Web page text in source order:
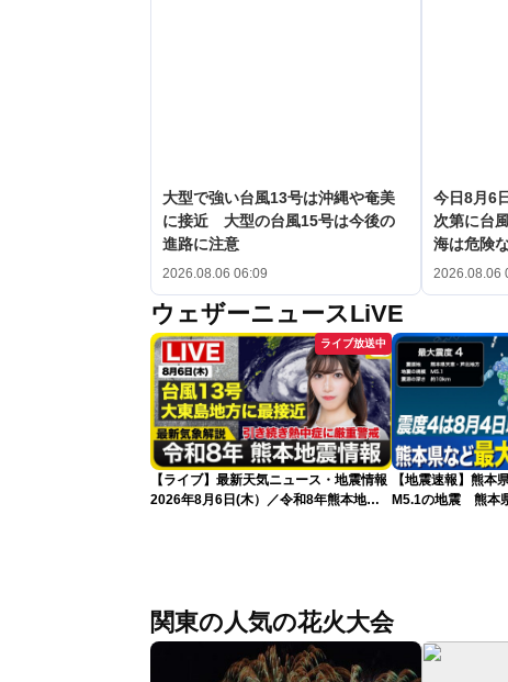
大型で強い台風13号は沖縄や奄美
に接近 大型の台風15号は今後の
進路に注意
2026.08.06 06:09
今日8月6
次第に台
海は危険
2026.08.06
ウェザーニュースLiVE
ライブ放送中
【ライブ】最新天気ニュース・地震情報
2026年8月6日(木）／令和8年熊本地震
【地震速報】熊本
M5.1の地震 熊本
関東の人気の花火大会